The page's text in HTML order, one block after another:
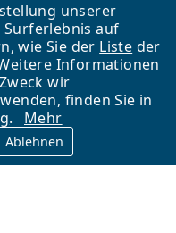
unserer
Surferlebnis auf
wie Sie der Liste der
Informationen
wir
finden Sie in
.
Mehr
Ablehnen
Nach oben
und Betreiber des Online-
sind wir für Sie da.